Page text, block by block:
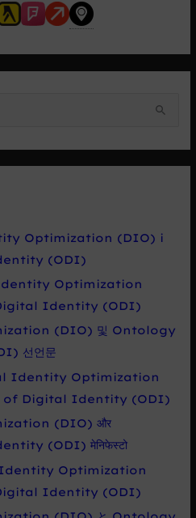
Optimization (DIO) i
(ODI)
Optimization
Identity (ODI)
(DIO) 및 Ontology
선언문
Identity Optimization
of Digital Identity (ODI)
(DIO) और
(ODI) मेनिफेस्टो
Optimization
Identity (ODI)